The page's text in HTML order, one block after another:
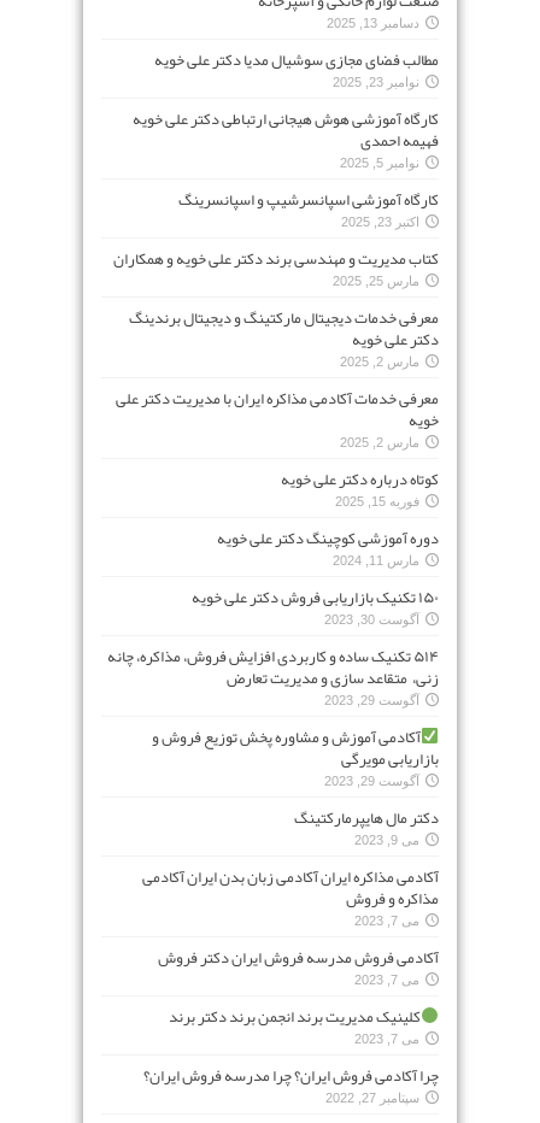
دسامبر 13, 2025
مطالب فضای مجازی سوشیال مدیا دکتر علی خویه
نوامبر 23, 2025
کارگاه آموزشی هوش هیجانی ارتباطی دکتر علی خویه
فهیمه احمدی
نوامبر 5, 2025
کارگاه آموزشی اسپانسرشیپ و اسپانسرینگ
اکتبر 23, 2025
کتاب مدیریت و مهندسی برند دکتر علی خویه و همکاران
مارس 25, 2025
معرفی خدمات دیجیتال مارکتینگ و دیجیتال برندینگ
دکتر علی خویه
مارس 2, 2025
معرفی خدمات آکادمی مذاکره ایران با مدیریت دکتر علی
خویه
مارس 2, 2025
کوتاه درباره دکتر علی خویه
فوریه 15, 2025
دوره آموزشی کوچینگ دکتر علی خویه
مارس 11, 2024
۱۵۰ تکنیک بازاریابی فروش دکتر علی خویه
آگوست 30, 2023
۵۱۴ تکنیک ساده و کاربردی افزایش فروش، مذاکره، چانه
زنی، متقاعد سازی و مدیریت تعارض
آگوست 29, 2023
آکادمی آموزش و مشاوره پخش توزیع فروش و
بازاریابی مویرگی
آگوست 29, 2023
دکتر مال هایپرمارکتینگ
می 9, 2023
آکادمی مذاکره ایران آکادمی زبان بدن ایران آکادمی
مذاکره و فروش
می 7, 2023
آکادمی فروش مدرسه فروش ایران دکتر فروش
می 7, 2023
کلینیک مدیریت برند انجمن برند دکتر برند
می 7, 2023
چرا آکادمی فروش ایران؟ چرا مدرسه فروش ایران؟
سپتامبر 27, 2022